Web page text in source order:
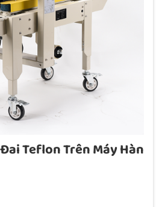
Teflon Trên Máy Hàn